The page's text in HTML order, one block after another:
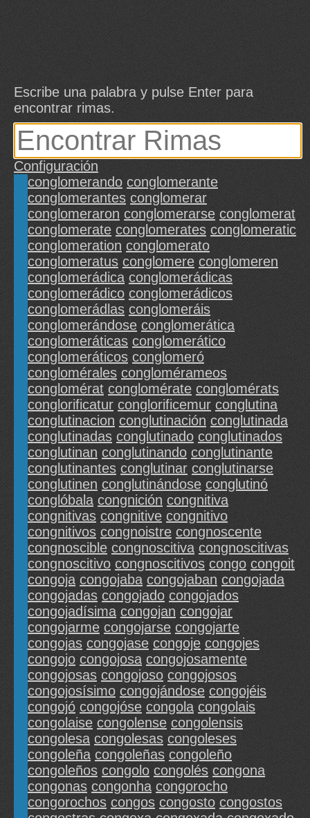
Escribe una palabra y pulse Enter para
encontrar rimas.
Configuración
conglomerando conglomerante
conglomerantes conglomerar
conglomeraron conglomerarse conglomerat
conglomerate conglomerates conglomeratic
conglomeration conglomerato
conglomeratus conglomere conglomeren
conglomerádica conglomerádicas
conglomerádico conglomerádicos
conglomerádlas conglomeráis
conglomerándose conglomerática
conglomeráticas conglomerático
conglomeráticos conglomeró
conglomérales conglomérameos
conglomérat conglomérate conglomérats
conglorificatur conglorificemur conglutina
conglutinacion conglutinación conglutinada
conglutinadas conglutinado conglutinados
conglutinan conglutinando conglutinante
conglutinantes conglutinar conglutinarse
conglutinen conglutinándose conglutinó
conglóbala congnición congnitiva
congnitivas congnitive congnitivo
congnitivos congnoistre congnoscente
congnoscible congnoscitiva congnoscitivas
congnoscitivo congnoscitivos congo congoit
congoja congojaba congojaban congojada
congojadas congojado congojados
congojadísima congojan congojar
congojarme congojarse congojarte
congojas congojase congoje congojes
congojo congojosa congojosamente
congojosas congojoso congojosos
congojosísimo congojándose congojéis
congojó congojóse congola congolais
congolaise congolense congolensis
congolesa congolesas congoleses
congoleña congoleñas congoleño
congoleños congolo congolés congona
congonas congonha congorocho
congorochos congos congosto congostos